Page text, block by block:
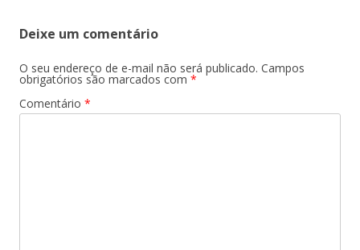
Deixe um comentário
O seu endereço de e-mail não será publicado. Campos
obrigatórios são marcados com *
Comentário *